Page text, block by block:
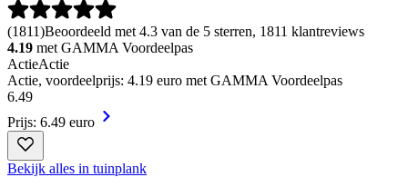
(1811)Beoordeeld met 4.3 van de 5 sterren, 1811 klantreviews
4.19 met GAMMA Voordeelpas
ActieActie
Actie, voordeelprijs: 4.19 euro met GAMMA Voordeelpas
6.49
Prijs: 6.49 euro
Bekijk alles in tuinplank